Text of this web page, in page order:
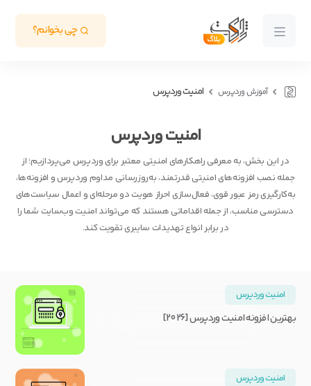
چی بخوانم؟
آموزش وردپرس امنیت وردپرس
امنیت وردپرس
در این بخش، به معرفی راهکارهای امنیتی معتبر برای وردپرس می‌پردازیم؛ از
جمله نصب افزونه‌های امنیتی قدرتمند، به‌روزرسانی مداوم وردپرس و افزونه‌ها،
به‌کارگیری رمز عبور قوی، فعال‌سازی احراز هویت دو مرحله‌ای و اعمال سیاست‌های
دسترسی مناسب، از جمله اقداماتی هستند که می‌تواند امنیت وب‌سایت شما را
در برابر انواع تهدیدات سایبری تقویت کند.
امنیت وردپرس
بهترین افزونه امنیت وردپرس [2026]
امنیت وردپرس